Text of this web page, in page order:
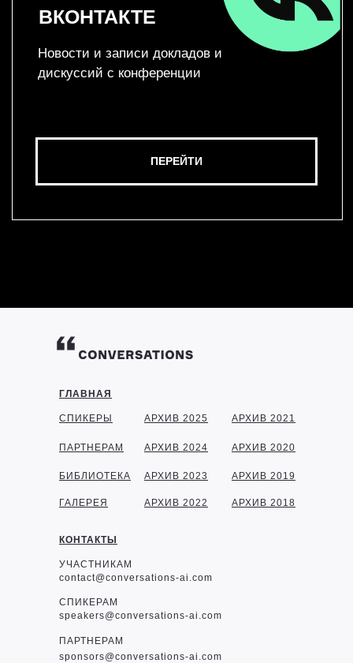
ГЛАВНАЯ
КОНТАКТЫ
СПИКЕРЫ
ПАРТНЕРАМ
БИБЛИОТЕКА
УЧАСТНИКАМ
contact@conversations-ai.com
СПИКЕРАМ
speakers@conversations-ai.com
ПАРТНЕРАМ
sponsors@conversations-ai.com
ГАЛЕРЕЯ
АРХИВ 2025
АРХИВ 2024
АРХИВ 2023
АРХИВ 2022
АРХИВ 2021
АРХИВ 2020
АРХИВ 2019
АРХИВ 2018